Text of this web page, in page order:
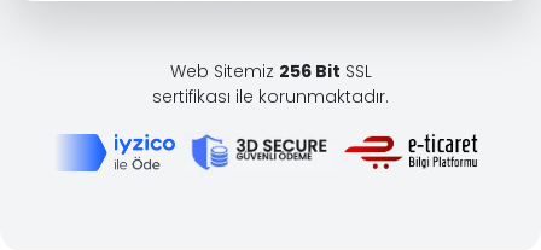
Web Sitemiz 256 Bit SSL
sertifikası ile korunmaktadır.